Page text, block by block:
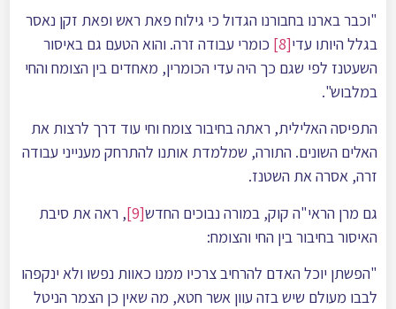
"וכבר בארנו בחבורנו הגדול כי גילוח פאת ראש ופאת זקן נאסר
בגלל היותו עדי[8]
כומרי עבודה זרה. והוא הטעם גם באיסור
השעטנז לפי שגם כך היה עדי הכומרין, מאחדים בין הצומח והחי
במלבוש".
התפיסה האלילית, ראתה בחיבור צומח וחי עוד דרך לרצות את
האלים השונים. התורה, שמלמדת אותנו להתרחק מענייני עבודה
זרה, אסרה את השטנז.
גם מרן הראי"ה קוק, במורה נבוכים החדש[9]
, ראה את סיבת
האיסור בחיבור בין החי והצומח:
"הפשתן יוכל האדם להרחיב צרכיו ממנו כאוות נפשו ולא ינקפהו
לבבו מעולם שיש בזה עוון אשר חטא, מה שאין כן הצמר הניטל